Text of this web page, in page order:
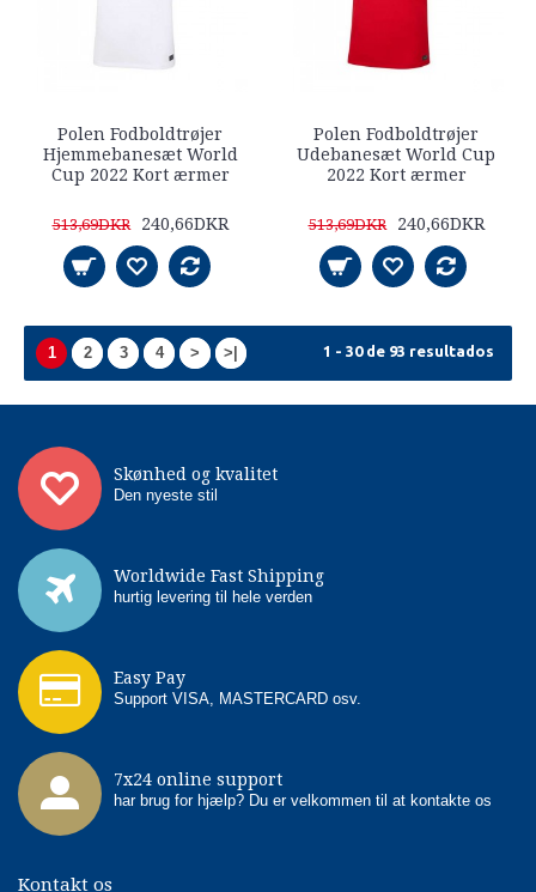
Polen Fodboldtrøjer
Hjemmebanesæt World
Cup 2022 Kort ærmer
513,69DKR 240,66DKR
Polen Fodboldtrøjer
Udebanesæt World Cup
2022 Kort ærmer
513,69DKR 240,66DKR
1 2 3 4 > >| 1 - 30 de 93 resultados
Skønhed og kvalitet
Den nyeste stil
Worldwide Fast Shipping
hurtig levering til hele verden
Easy Pay
Support VISA, MASTERCARD osv.
7x24 online support
har brug for hjælp? Du er velkommen til at kontakte os
Kontakt os